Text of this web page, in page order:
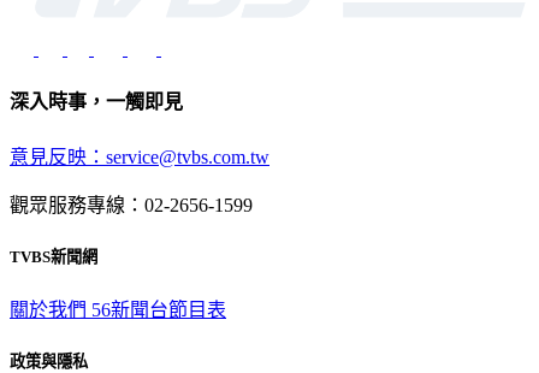
深入時事，一觸即見
意見反映：service@tvbs.com.tw
觀眾服務專線：02-2656-1599
TVBS新聞網
關於我們 56新聞台節目表
政策與隱私